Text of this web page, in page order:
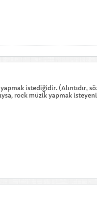
istediğidir. (Alıntıdır,
rock müzik yapmak